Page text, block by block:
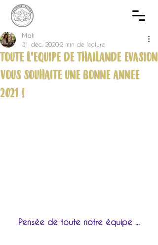
TOUTE L'EQUIPE DE THAILANDE EVASION
VOUS SOUHAITE UNE BONNE ANNEE
2021 !
Mali
31 déc. 2020 2 min de lecture
Pensée de toute notre équipe ...